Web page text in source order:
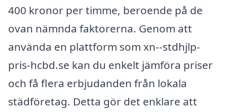
400 kronor per timme, beroende på de
ovan nämnda faktorerna. Genom att
använda en plattform som xn--stdhjlp-
pris-hcbd.se kan du enkelt jämföra priser
och få flera erbjudanden från lokala
städföretag. Detta gör det enklare att